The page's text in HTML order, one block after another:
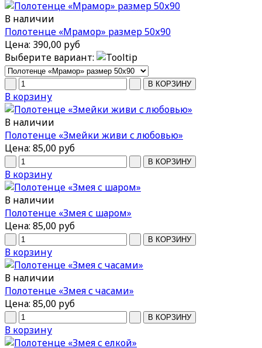
В наличии
Полотенце «Мрамор» размер 50х90
Цена: 390,00 руб
Выберите вариант:
В корзину
В наличии
Полотенце «Змейки живи с любовью»
Цена: 85,00 руб
В корзину
В наличии
Полотенце «Змея с шаром»
Цена: 85,00 руб
В корзину
В наличии
Полотенце «Змея с часами»
Цена: 85,00 руб
В корзину